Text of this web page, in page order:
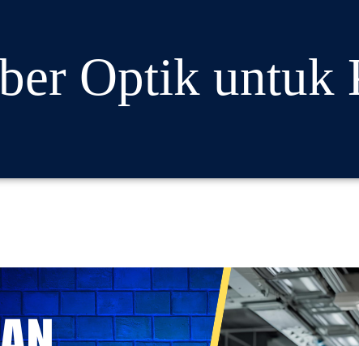
Optik